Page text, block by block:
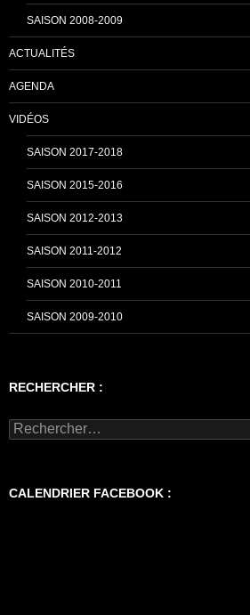
SAISON 2008-2009
ACTUALITÉS
AGENDA
VIDÉOS
SAISON 2017-2018
SAISON 2015-2016
SAISON 2012-2013
SAISON 2011-2012
SAISON 2010-2011
SAISON 2009-2010
RECHERCHER :
Rechercher :
CALENDRIER FACEBOOK :